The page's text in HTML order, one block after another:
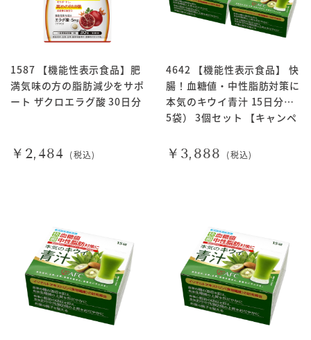
1587 【機能性表示食品】肥
満気味の方の脂肪減少をサポ
ート ザクロエラグ酸 30日分
￥2,484 (税込)
4642 【機能性表示食品】 快
腸！血糖値・中性脂肪対策に
本気のキウイ青汁 15日分（1
5袋） 3個セット 【キャンペ
￥3,888 (税込)